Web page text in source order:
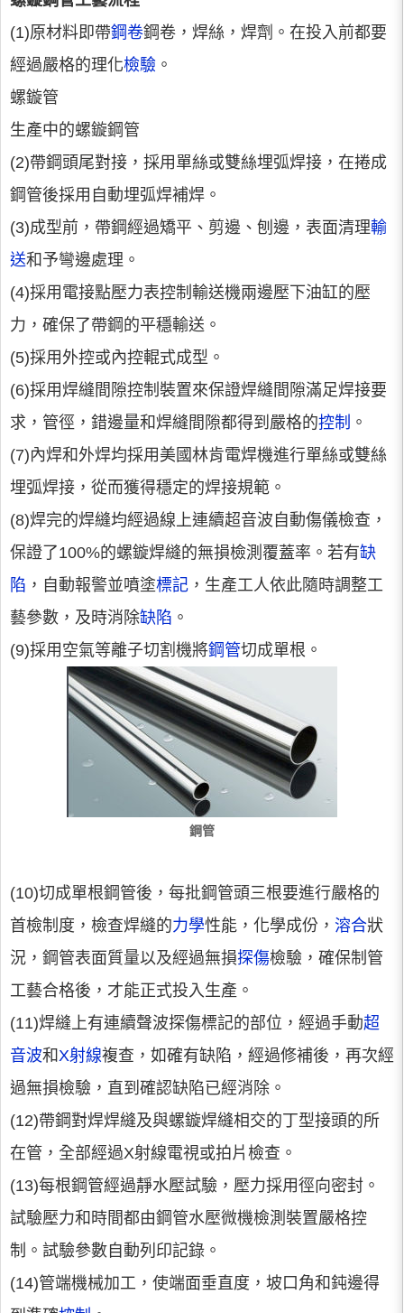
(1)原材料即帶鋼卷鋼卷，焊絲，焊劑。在投入前都要
經過嚴格的理化檢驗 。
螺鏇管
生產中的螺鏇鋼管
(2)帶鋼頭尾對接，採用單絲或雙絲埋弧焊接，在捲成
鋼管後採用自動埋弧焊補焊。
(3)成型前，帶鋼經過矯平、剪邊、刨邊，表面清理輸
送和予彎邊處理。
(4)採用電接點壓力表控制輸送機兩邊壓下油缸的壓
力，確保了帶鋼的平穩輸送。
(5)採用外控或內控輥式成型。
(6)採用焊縫間隙控制裝置來保證焊縫間隙滿足焊接要
求，管徑，錯邊量和焊縫間隙都得到嚴格的控制 。
(7)內焊和外焊均採用美國林肯電焊機進行單絲或雙絲
埋弧焊接，從而獲得穩定的焊接規範。
(8)焊完的焊縫均經過線上連續超音波自動傷儀檢查，
保證了100%的螺鏇焊縫的無損檢測覆蓋率。若有缺
陷 ，自動報警並噴塗標記 ，生產工人依此隨時調整工
藝參數，及時消除缺陷 。
(9)採用空氣等離子切割機將鋼管切成單根。
鋼管
(10)切成單根鋼管後，每批鋼管頭三根要進行嚴格的
首檢制度，檢查焊縫的力學性能，化學成份， 溶合狀
況，鋼管表面質量以及經過無損探傷檢驗，確保制管
工藝合格後，才能正式投入生產。
(11)焊縫上有連續聲波探傷標記的部位，經過手動超
音波和X射線複查，如確有缺陷，經過修補後，再次經
過無損檢驗，直到確認缺陷已經消除。
(12)帶鋼對焊焊縫及與螺鏇焊縫相交的丁型接頭的所
在管，全部經過X射線電視或拍片檢查。
(13)每根鋼管經過靜水壓試驗，壓力採用徑向密封。
試驗壓力和時間都由鋼管水壓微機檢測裝置嚴格控
制。試驗參數自動列印記錄。
(14)管端機械加工，使端面垂直度，坡口角和鈍邊得